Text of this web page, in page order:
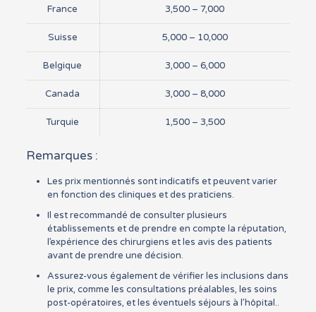
France 3,500 – 7,000
Suisse 5,000 – 10,000
Belgique 3,000 – 6,000
Canada 3,000 – 8,000
Turquie 1,500 – 3,500
Remarques :
Les prix mentionnés sont indicatifs et peuvent varier
en fonction des cliniques et des praticiens.
Il est recommandé de consulter plusieurs
établissements et de prendre en compte la réputation,
l’expérience des chirurgiens et les avis des patients
avant de prendre une décision.
Assurez-vous également de vérifier les inclusions dans
le prix, comme les consultations préalables, les soins
post-opératoires, et les éventuels séjours à l’hôpital..